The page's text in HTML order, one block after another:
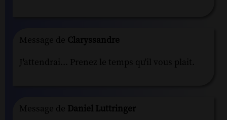
Message de Claryssandre
J'attendrai... Prenez le temps qu'il vous plait.
Message de Daniel Luttringer